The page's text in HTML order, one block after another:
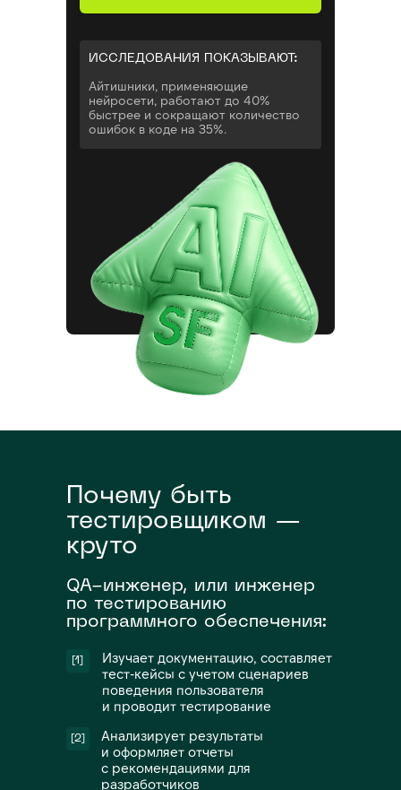
ИССЛЕДОВАНИЯ ПОКАЗЫВАЮТ:
Айтишники, применяющие
нейросети, работают до 40%
быстрее и сокращают количество
ошибок в коде на 35%.
Почему быть
тестировщиком —
круто
QA-инженер, или инженер
по тестированию
программного обеспечения:
[1]
Изучает документацию, составляет
тест-кейсы с учетом сценариев
поведения пользователя
и проводит тестирование
[2]
Анализирует результаты
и оформляет отчеты
с рекомендациями для
разработчиков